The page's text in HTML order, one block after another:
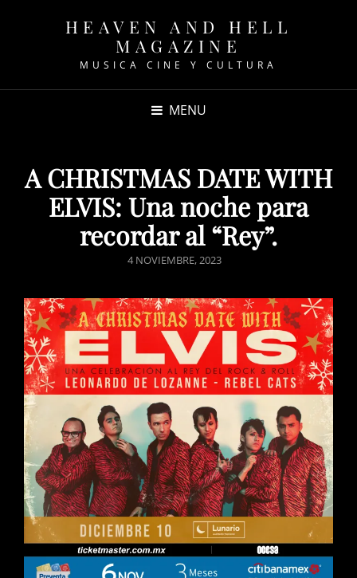
HEAVEN AND HELL
MAGAZINE
MUSICA CINE Y CULTURA
MENU
A CHRISTMAS DATE WITH
ELVIS: Una noche para
recordar al “Rey”.
POSTED
4 NOVIEMBRE, 2023